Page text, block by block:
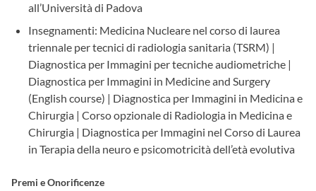
all’Università di Padova
Insegnamenti: Medicina Nucleare nel corso di laurea
triennale per tecnici di radiologia sanitaria (TSRM) |
Diagnostica per Immagini per tecniche audiometriche |
Diagnostica per Immagini in Medicine and Surgery
(English course) | Diagnostica per Immagini in Medicina e
Chirurgia | Corso opzionale di Radiologia in Medicina e
Chirurgia | Diagnostica per Immagini nel Corso di Laurea
in Terapia della neuro e psicomotricità dell’età evolutiva
Premi e Onorificenze